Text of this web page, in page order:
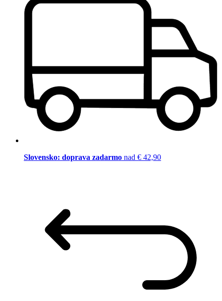
Slovensko: doprava zadarmo nad € 42,90